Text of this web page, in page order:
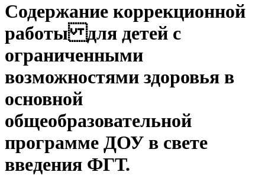
Содержание коррекционной
работы для детей с
ограниченными
возможностями здоровья в
основной
общеобразовательной
программе ДОУ в свете
введения ФГТ.